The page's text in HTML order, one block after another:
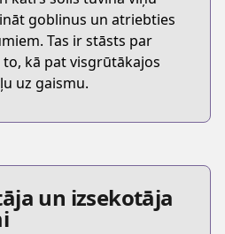
goblinus un atriebties
Tas ir stāsts par
kā pat visgrūtākajos
uz gaismu.
un izsekotāja